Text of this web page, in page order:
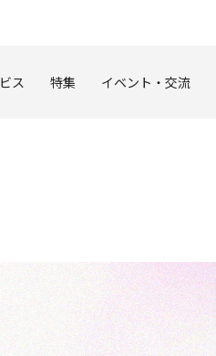
ス 特集 イベント・交流